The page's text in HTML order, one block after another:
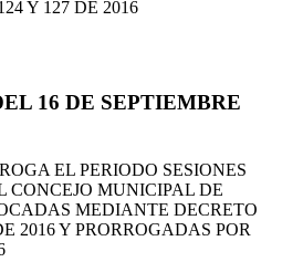
Y 127 DE 2016
16 DE SEPTIEMBRE
EL PERIODO SESIONES
MUNICIPAL DE
MEDIANTE DECRETO
2016 Y PRORROGADAS POR